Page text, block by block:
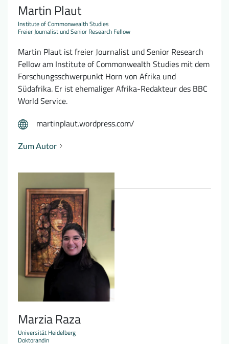
Martin Plaut
Institute of Commonwealth Studies
Freier Journalist und Senior Research Fellow
Martin Plaut ist freier Journalist und Senior Research
Fellow am Institute of Commonwealth Studies mit dem
Forschungsschwerpunkt Horn von Afrika und
Südafrika. Er ist ehemaliger Afrika-Redakteur des BBC
World Service.
martinplaut.wordpress.com/
Zum Autor
Marzia Raza
Universität Heidelberg
Doktorandin